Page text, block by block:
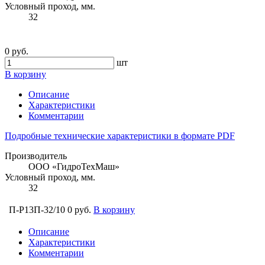
Условный проход, мм.
32
0 руб.
шт
В корзину
Описание
Характеристики
Комментарии
Подробные технические характеристики в формате PDF
Производитель
ООО «ГидроТехМаш»
Условный проход, мм.
32
П-Р13П-32/10 0 руб. В корзину
Описание
Характеристики
Комментарии